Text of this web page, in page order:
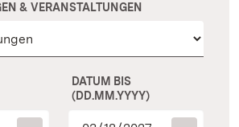
& VERANSTALTUNGEN
DATUM BIS
(DD.MM.YYYY)